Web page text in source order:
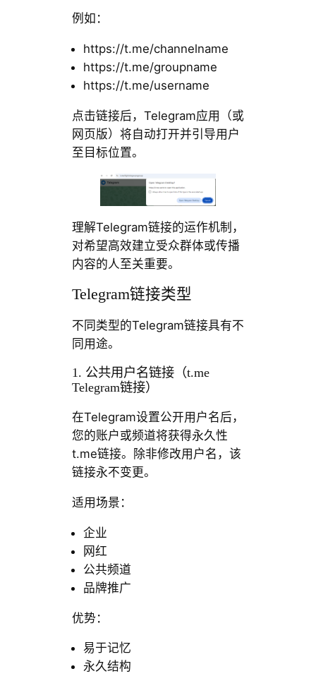
例如：
https://t.me/channelname
https://t.me/groupname
https://t.me/username
点击链接后，Telegram应用（或
网页版）将自动打开并引导用户
至目标位置。
理解Telegram链接的运作机制，
对希望高效建立受众群体或传播
内容的人至关重要。
Telegram链接类型
不同类型的Telegram链接具有不
同用途。
1. 公共用户名链接（t.me
Telegram链接）
在Telegram设置公开用户名后，
您的账户或频道将获得永久性
t.me链接。除非修改用户名，该
链接永不变更。
适用场景：
企业
网红
公共频道
品牌推广
优势：
易于记忆
永久结构